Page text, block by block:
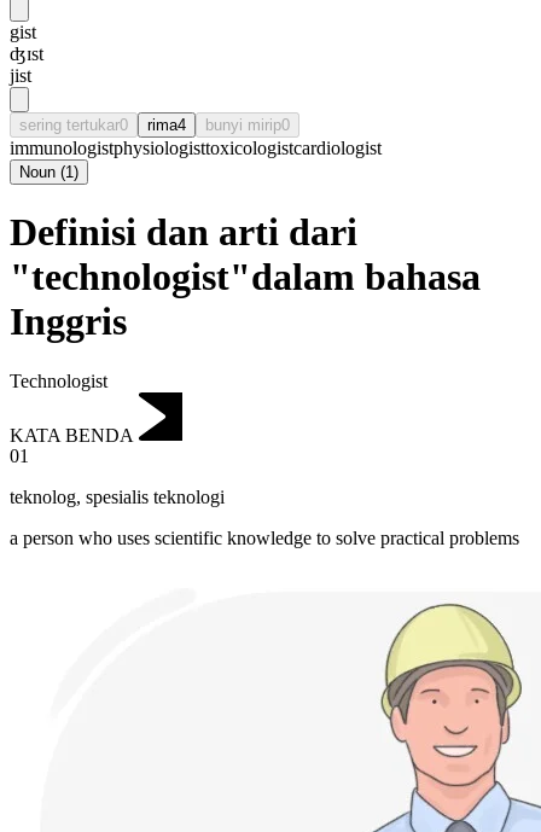
gist
ʤɪst
jist
sering tertukar0 rima4 bunyi mirip0
immunologistphysiologisttoxicologistcardiologist
Noun (1)
Definisi dan arti dari
"technologist"dalam bahasa
Inggris
Technologist
KATA BENDA
01
teknolog, spesialis teknologi
a person who uses scientific knowledge to solve practical problems